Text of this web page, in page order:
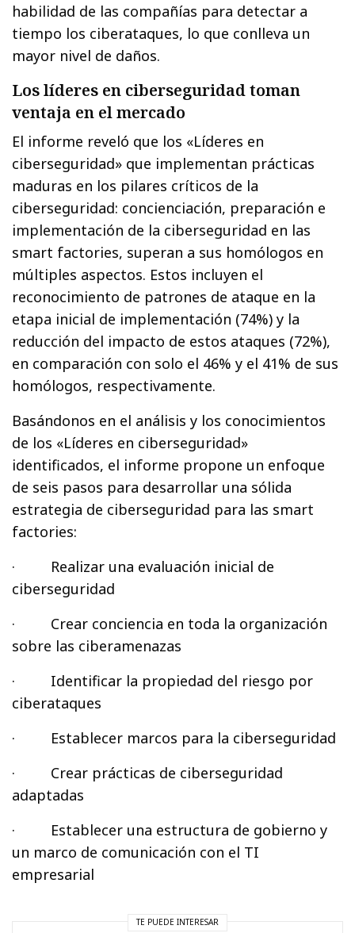
habilidad de las compañías para detectar a
tiempo los ciberataques, lo que conlleva un
mayor nivel de daños.
Los líderes en ciberseguridad toman
ventaja en el mercado
El informe reveló que los «Líderes en
ciberseguridad» que implementan prácticas
maduras en los pilares críticos de la
ciberseguridad: concienciación, preparación e
implementación de la ciberseguridad en las
smart factories, superan a sus homólogos en
múltiples aspectos. Estos incluyen el
reconocimiento de patrones de ataque en la
etapa inicial de implementación (74%) y la
reducción del impacto de estos ataques (72%),
en comparación con solo el 46% y el 41% de sus
homólogos, respectivamente.
Basándonos en el análisis y los conocimientos
de los «Líderes en ciberseguridad»
identificados, el informe propone un enfoque
de seis pasos para desarrollar una sólida
estrategia de ciberseguridad para las smart
factories:
· Realizar una evaluación inicial de
ciberseguridad
· Crear conciencia en toda la organización
sobre las ciberamenazas
· Identificar la propiedad del riesgo por
ciberataques
· Establecer marcos para la ciberseguridad
· Crear prácticas de ciberseguridad
adaptadas
· Establecer una estructura de gobierno y
un marco de comunicación con el TI
empresarial
TE PUEDE INTERESAR